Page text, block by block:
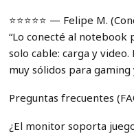
⭐️⭐️⭐️⭐️⭐️ — Felipe M.
“Lo conecté al notebook
solo cable: carga y video.
muy sólidos para gaming
Preguntas frecuentes
¿El monitor soporta